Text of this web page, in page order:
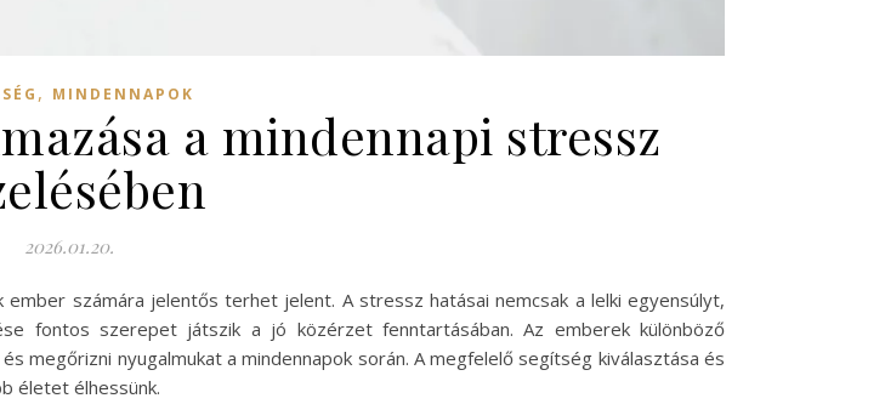
, MINDENNAPOK
a mindennapi stressz
2026.01.20.
számára jelentős terhet jelent. A stressz hatásai nemcsak a lelki egyensúlyt,
fontos szerepet játszik a jó közérzet fenntartásában. Az emberek különböző
megőrizni nyugalmukat a mindennapok során. A megfelelő segítség kiválasztása és
életet élhessünk.